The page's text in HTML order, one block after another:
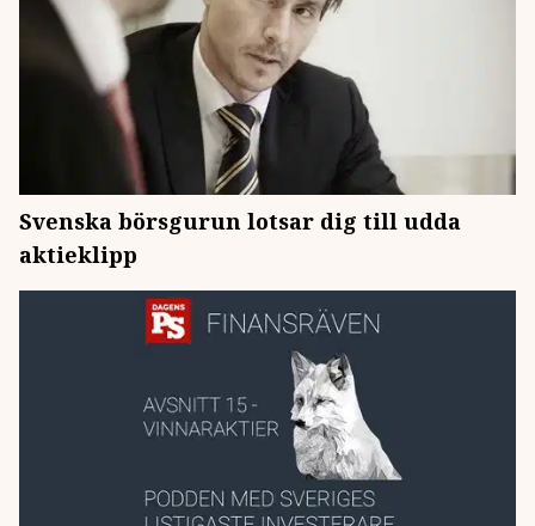
Svenska börsgurun lotsar dig till udda
aktieklipp